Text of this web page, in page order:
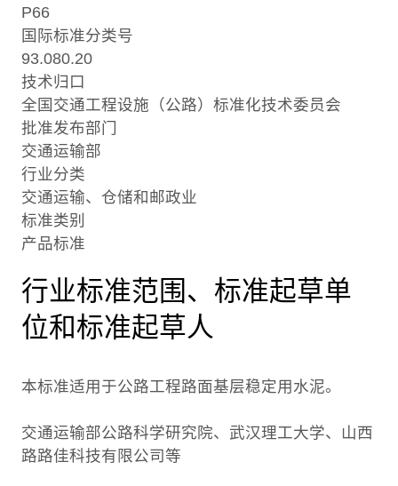
P66
国际标准分类号
93.080.20
技术归口
全国交通工程设施（公路）标准化技术委员会
批准发布部门
交通运输部
行业分类
交通运输、仓储和邮政业
标准类别
产品标准
行业标准范围、标准起草单
位和标准起草人
本标准适用于公路工程路面基层稳定用水泥。
交通运输部公路科学研究院、武汉理工大学、山西
路路佳科技有限公司等